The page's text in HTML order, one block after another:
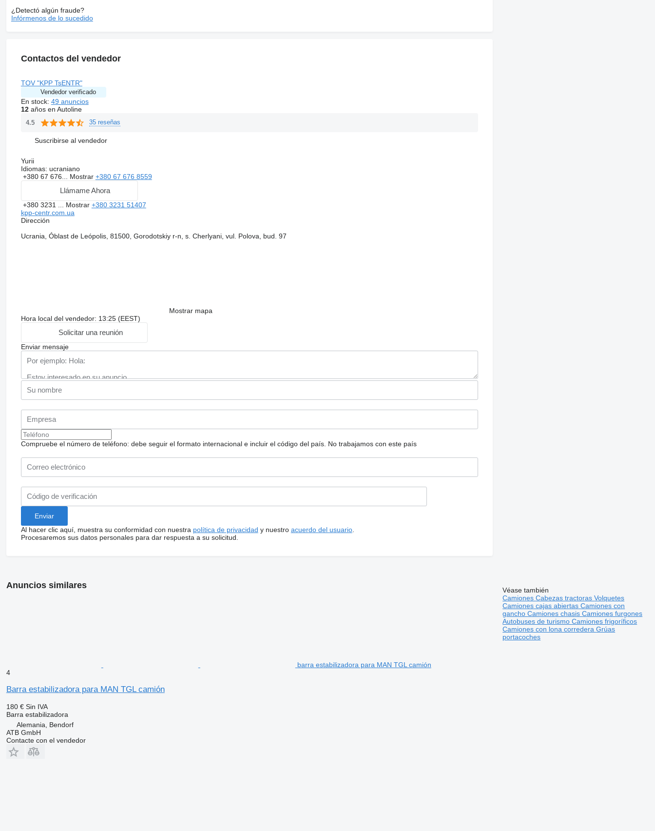
¿Detectó algún fraude?
Infórmenos de lo sucedido
Contactos del vendedor
TOV "KPP TsENTR"
Vendedor verificado
En stock: 49 anuncios
12años en Autoline
4.5 35 reseñas
Suscribirse al vendedor
Yurii
Idiomas: ucraniano
+380 67 676... Mostrar +380 67 676 8559
Llámame Ahora
+380 3231 ... Mostrar +380 3231 51407
kpp-centr.com.ua
Dirección
Ucrania, Óblast de Leópolis, 81500, Gorodotskiy r-n, s. Cherlyani, vul. Polova, bud. 97
Mostrar mapa
Hora local del vendedor: 13:25 (EEST)
Solicitar una reunión
Enviar mensaje
Compruebe el número de teléfono: debe seguir el formato internacional e incluir el código del país. No trabajamos con este país
Al hacer clic aquí, muestra su conformidad con nuestra política de privacidad y nuestro acuerdo del usuario.
Procesaremos sus datos personales para dar respuesta a su solicitud.
Anuncios similares
barra estabilizadora para MAN TGL camión
4
Barra estabilizadora para MAN TGL camión
180 € Sin IVA
Barra estabilizadora
Alemania, Bendorf
ATB GmbH
Contacte con el vendedor
Véase también
CamionesCabezas tractorasVolquetes
Camiones cajas abiertasCamiones con
ganchoCamiones chasisCamiones furgones
Autobuses de turismoCamiones frigoríficos
Camiones con lona correderaGrúas
portacoches